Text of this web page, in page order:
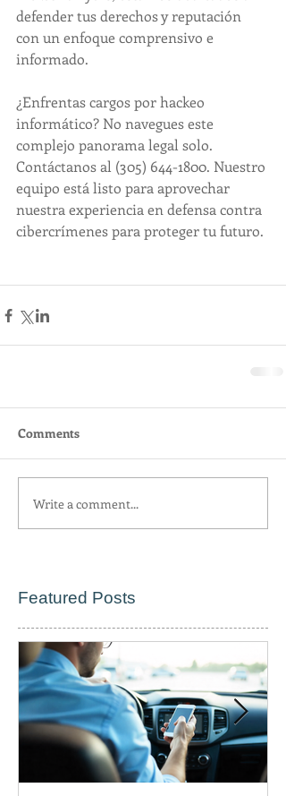
defender tus derechos y reputación
con un enfoque comprensivo e
informado.
¿Enfrentas cargos por hackeo
informático? No navegues este
complejo panorama legal solo.
Contáctanos al (305) 644-1800. Nuestro
equipo está listo para aprovechar
nuestra experiencia en defensa contra
cibercrímenes para proteger tu futuro.
Comments
Write a comment...
Featured Posts